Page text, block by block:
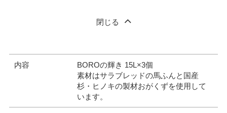
閉じる
内容
BOROの輝き 15L×3個
素材はサラブレッドの馬ふんと国産
杉・ヒノキの製材おがくずを使用して
います。